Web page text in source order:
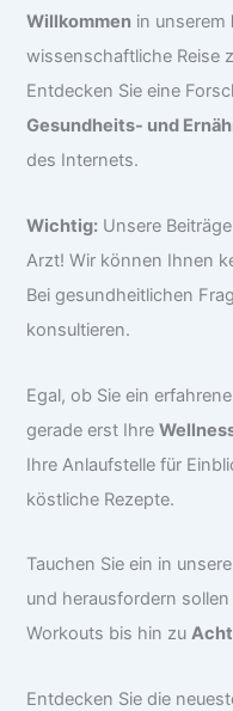
Willkommen in unserem
wissenschaftliche Reise
Entdecken Sie eine
Gesundheits- und
des Internets.
Wichtig: Unsere
Arzt! Wir können Ihnen
Bei gesundheitlichen
konsultieren.
Egal, ob Sie ein
gerade erst Ihre
Ihre Anlaufstelle für
köstliche Rezepte.
Tauchen Sie ein in unsere
und herausfordern
Workouts bis hin zu
Entdecken Sie die